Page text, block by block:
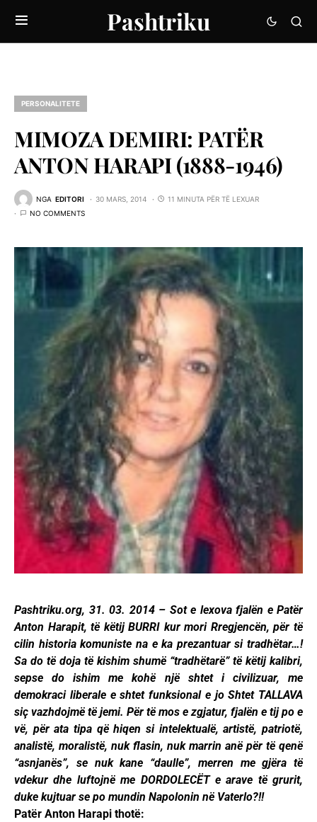
Pashtriku
PERSONALITETE
MIMOZA DEMIRI: PATËR
ANTON HARAPI (1888-1946)
NGA EDITORI 30 MARS, 2014
11 MINUTA PËR TË LEXUAR
NO COMMENTS
Pashtriku.org, 31. 03. 2014 – Sot e lexova fjalën e Patër
Anton Harapit, të këtij BURRI kur mori Rregjencën, për të
cilin historia komuniste na e ka prezantuar si tradhëtar…!
Sa do të doja të kishim shumë “tradhëtarë” të këtij kalibri,
sepse do ishim me kohë një shtet i civilizuar, me
demokraci liberale e shtet funksional e jo Shtet TALLAVA
siç vazhdojmë të jemi. Për të mos e zgjatur, fjalën e tij po e
vë, për ata tipa që hiqen si intelektualë, artistë, patriotë,
analistë, moralistë, nuk flasin, nuk marrin anë për të qenë
“asnjanës”, se nuk kane “daulle”, merren me gjëra të
vdekur dhe luftojnë me DORDOLECËT e arave të grurit,
duke kujtuar se po mundin Napolonin në Vaterlo?!!
Patër Anton Harapi thotë: